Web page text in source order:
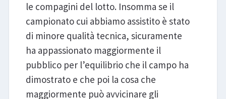
le compagini del lotto. Insomma se il
campionato cui abbiamo assistito è stato
di minore qualità tecnica, sicuramente
ha appassionato maggiormente il
pubblico per l’equilibrio che il campo ha
dimostrato e che poi la cosa che
maggiormente può avvicinare gli